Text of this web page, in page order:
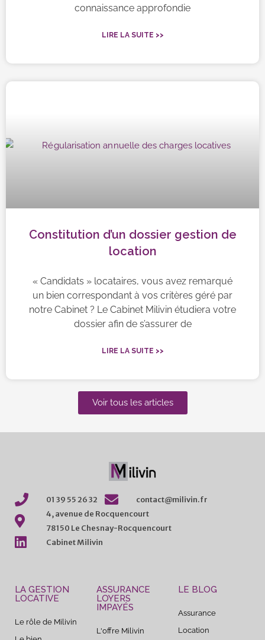
connaissance approfondie
LIRE LA SUITE >>
Constitution d’un dossier gestion de
location
« Candidats » locataires, vous avez remarqué
un bien correspondant à vos critères géré par
notre Cabinet ? Le Cabinet Milivin étudiera votre
dossier afin de s’assurer de
LIRE LA SUITE >>
Voir tous les articles
01 39 55 26 32
contact@milivin.fr
4, avenue de Rocquencourt
78150 Le Chesnay-Rocquencourt
Cabinet Milivin
LA GESTION
LOCATIVE
Le rôle de Milivin
ASSURANCE
LOYERS
IMPAYÉS
L'offre Milivin
LE BLOG
Assurance
Location